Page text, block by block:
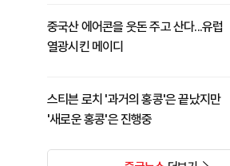
중국산 에어콘을 웃돈 주고 산다...유럽
열광시킨 메이디
스티븐 로치 '과거의 홍콩'은 끝났지만
'새로운 홍콩'은 진행중